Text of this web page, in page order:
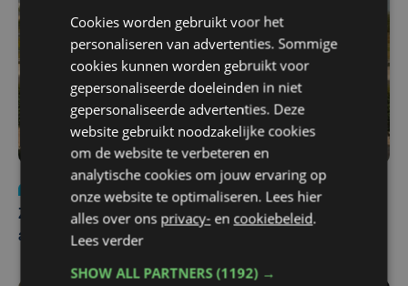
Update
za 1 augustus | 17:21
Zwaar ongeval op E403 in Izegem: drie rijstroken
afgesloten
Cookies worden gebruikt voor het
personaliseren van advertenties. Sommige
cookies kunnen worden gebruikt voor
gepersonaliseerde doeleinden in niet
gepersonaliseerde advertenties. Deze
website gebruikt noodzakelijke cookies
om de website te verbeteren en
analytische cookies om jouw ervaring op
onze website te optimaliseren. Lees hier
alles over ons privacy- en cookiebeleid.
Lees verder
SHOW ALL PARTNERS(1192) →